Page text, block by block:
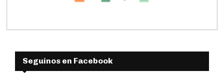
Seguinos en Facebook